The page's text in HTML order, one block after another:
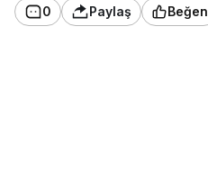
0 Paylaş Beğen